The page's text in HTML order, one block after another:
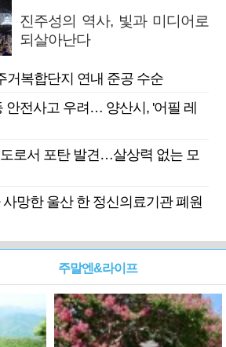
진주성의 역사, 빛과 미디어로
되살아난다
거복합단지 연내 준공 수순
안전사고 우려… 양산시, '어필 레
로서 포탄 발견…살상력 없는 모
망한 울산 한 정신의료기관 폐원
주말엔&라이프